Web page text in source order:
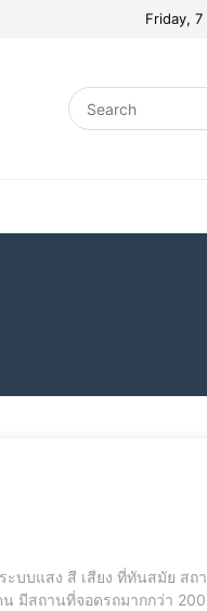
Friday,
ะบบแสง สี เสียง ที่ทันสมัย สถ
มีสถานที่จอดรถมากกว่า